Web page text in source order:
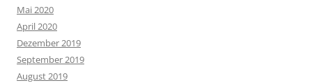
Mai 2020
April 2020
Dezember 2019
September 2019
August 2019